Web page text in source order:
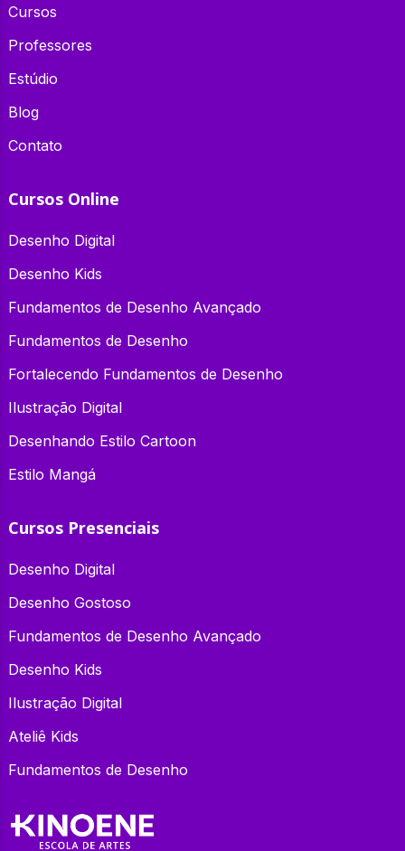
Cursos
Professores
Estúdio
Blog
Contato
Cursos Online
Desenho Digital
Desenho Kids
Fundamentos de Desenho Avançado
Fundamentos de Desenho
Fortalecendo Fundamentos de Desenho
Ilustração Digital
Desenhando Estilo Cartoon
Estilo Mangá
Cursos Presenciais
Desenho Digital
Desenho Gostoso
Fundamentos de Desenho Avançado
Desenho Kids
Ilustração Digital
Ateliê Kids
Fundamentos de Desenho